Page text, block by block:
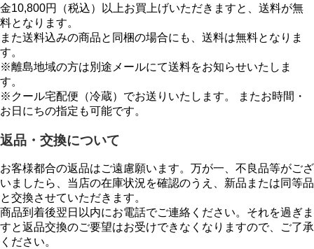
金10,800円（税込）以上お買上げいただきますと、送料が無
料となります。
また送料込みの商品と同梱の場合にも、送料は無料となりま
す。
※離島地域の方は別途メールにて送料をお知らせいたしま
す。
※クール宅配便（冷蔵）でお送りいたします。 またお時間・
お日にちの指定も可能です。
返品・交換について
お客様都合の返品はご遠慮願います。万が一、不良品等がござ
いましたら、当店の在庫状況を確認のうえ、新品または同等品
と交換させていただきます。
商品到着後翌日以内にお電話でご連絡ください。それを過ぎま
すと返品交換のご要望はお受けできなくなりますので、ご了承
ください。